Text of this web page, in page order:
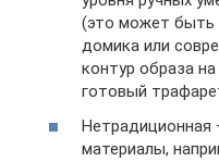
(это может быть
домика или
контур образа
готовый
Нетрадиционная
материалы,